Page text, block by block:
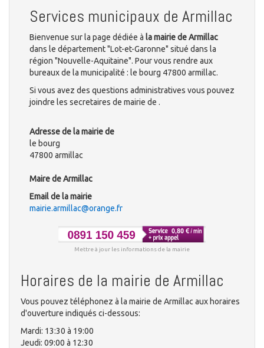
Services municipaux de Armillac
Bienvenue sur la page dédiée à la mairie de Armillac
dans le département "Lot-et-Garonne" situé dans la
région "Nouvelle-Aquitaine". Pour vous rendre aux
bureaux de la municipalité : le bourg 47800 armillac.
Si vous avez des questions administratives vous pouvez
joindre les secretaires de mairie de .
Adresse de la mairie de
le bourg
47800 armillac
Maire de Armillac
Email de la mairie
mairie.armillac@orange.fr
Mettre à jour les informations de la mairie
Horaires de la mairie de Armillac
Vous pouvez téléphonez à la mairie de Armillac aux horaires
d'ouverture indiqués ci-dessous:
Mardi: 13:30 à 19:00
Jeudi: 09:00 à 12:30